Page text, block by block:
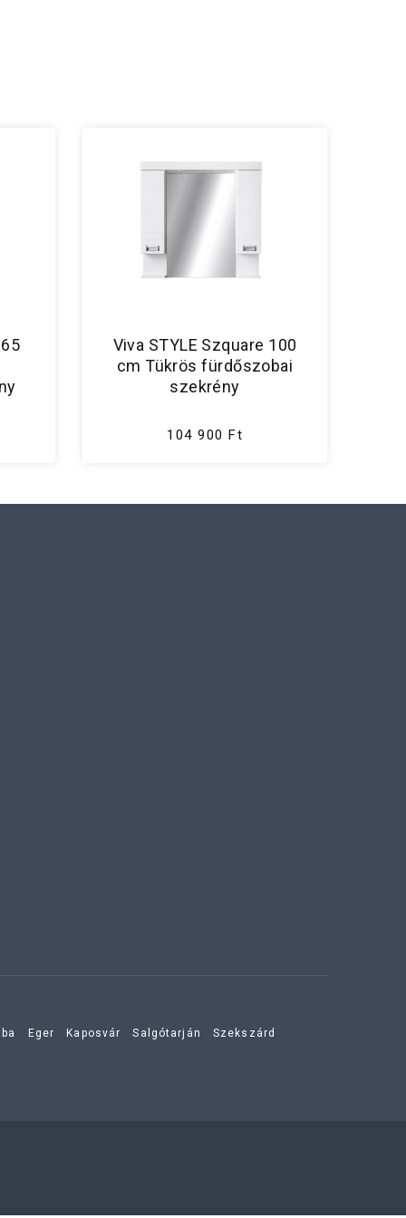
Viva STYLE Szquare 100
cm Tükrös fürdőszobai
szekrény
104 900 Ft
Eger Kaposvár Salgótarján Szekszárd